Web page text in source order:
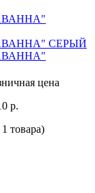
цена
р.
товара)